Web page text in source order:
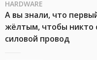
HARDWARE
А вы знали, что
жёлтым, чтобы никто
силовой провод